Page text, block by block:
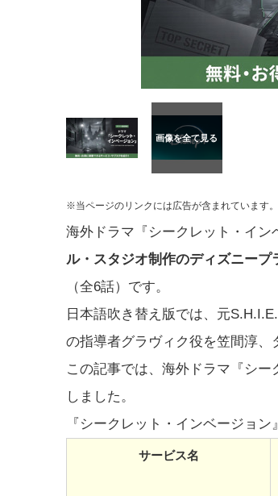
※当ページのリンクには広告が含まれています。
海外ドラマ『シークレット・イン
ル・スタジオ制作のディズニープ
（全6話）です。
日本語吹き替え版では、元
の指導者グラヴィク役を笠間淳、
この記事では、海外ドラマ『シ
しました。
『シークレット・インベージョ
サービス名